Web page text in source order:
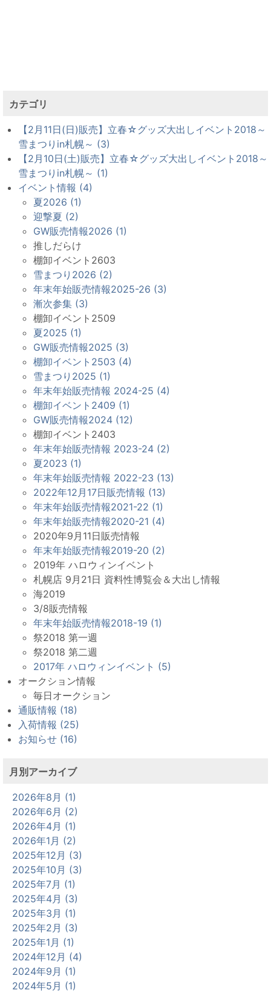
カテゴリ
【2月11日(日)販売】立春☆グッズ大出しイベント2018～
雪まつりin札幌～ (3)
【2月10日(土)販売】立春☆グッズ大出しイベント2018～
雪まつりin札幌～ (1)
イベント情報 (4)
夏2026 (1)
迎撃夏 (2)
GW販売情報2026 (1)
推しだらけ
棚卸イベント2603
雪まつり2026 (2)
年末年始販売情報2025-26 (3)
漸次参集 (3)
棚卸イベント2509
夏2025 (1)
GW販売情報2025 (3)
棚卸イベント2503 (4)
雪まつり2025 (1)
年末年始販売情報 2024-25 (4)
棚卸イベント2409 (1)
GW販売情報2024 (12)
棚卸イベント2403
年末年始販売情報 2023-24 (2)
夏2023 (1)
年末年始販売情報 2022-23 (13)
2022年12月17日販売情報 (13)
年末年始販売情報2021-22 (1)
年末年始販売情報2020-21 (4)
2020年9月11日販売情報
年末年始販売情報2019-20 (2)
2019年 ハロウィンイベント
札幌店 9月21日 資料性博覧会＆大出し情報
海2019
3/8販売情報
年末年始販売情報2018-19 (1)
祭2018 第一週
祭2018 第二週
2017年 ハロウィンイベント (5)
オークション情報
毎日オークション
通販情報 (18)
入荷情報 (25)
お知らせ (16)
月別アーカイブ
2026年8月 (1)
2026年6月 (2)
2026年4月 (1)
2026年1月 (2)
2025年12月 (3)
2025年10月 (3)
2025年7月 (1)
2025年4月 (3)
2025年3月 (1)
2025年2月 (3)
2025年1月 (1)
2024年12月 (4)
2024年9月 (1)
2024年5月 (1)